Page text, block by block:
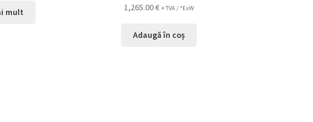
mult
1,265.00€ + TVA / *ExW
Adaugă în coș